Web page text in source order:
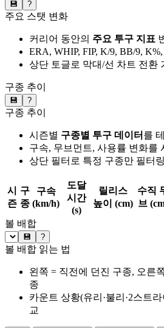
💾 ?
주요 스탯 변화
커리어 동안의 주요 투구 지표
ERA, WHIP, FIP, K/9, BB/9,
상단 토글로 막대/선 차트 전환
구종 추이
💾 ?
구종 추이
시즌별 구종별 투구 데이터 를
구속, 무브먼트, 사용률 변화를
상단 필터로 특정 구종만 필터
시
즌
구
종
구속
(km/h)
도달
시간
(s)
릴리스
높이 (cm)
수직
브
볼 배합
💾 ?
볼 배합 읽는 법
왼쪽 = 직전에 던진 구종, 오른
종
카운트 상황(유리·불리·2스트
교